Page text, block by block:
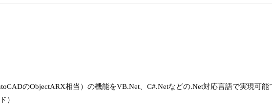
のObjectARX相当）の機能をVB.Net、C#.Netなどの.Net対応言語で実現可
）